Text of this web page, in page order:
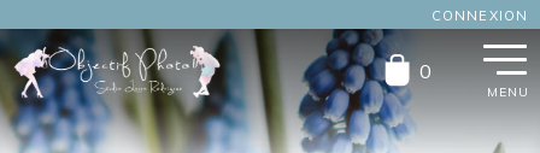
Aller
à
la
navigation
Aller
au
contenu
0
CONNEXION